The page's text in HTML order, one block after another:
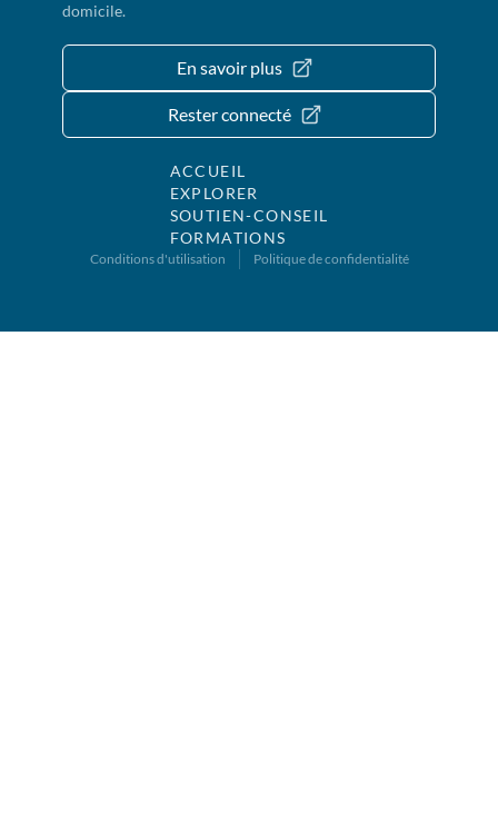
domicile.
En savoir plus
Rester connecté
ACCUEIL
EXPLORER
SOUTIEN-CONSEIL
FORMATIONS
Conditions d'utilisation Politique de confidentialité